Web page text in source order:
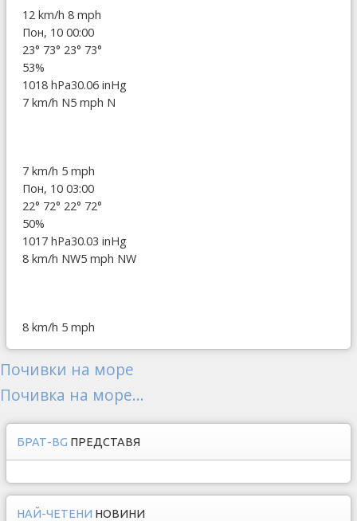
12 km/h 8 mph
Пон, 10 00:00
23° 73° 23° 73°
53%
1018 hPa30.06 inHg
7 km/h N5 mph N
7 km/h 5 mph
Пон, 10 03:00
22° 72° 22° 72°
50%
1017 hPa30.03 inHg
8 km/h NW5 mph NW
8 km/h 5 mph
Почивки на море
Почивка на море...
БРАТ-BG ПРЕДСТАВЯ
НАЙ-ЧЕТЕНИ НОВИНИ